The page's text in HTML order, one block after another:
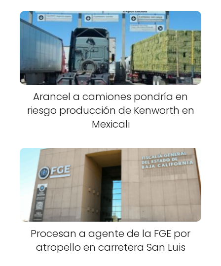
Arancel a camiones pondría en
riesgo producción de Kenworth en
Mexicali
Procesan a agente de la FGE por
atropello en carretera San Luis